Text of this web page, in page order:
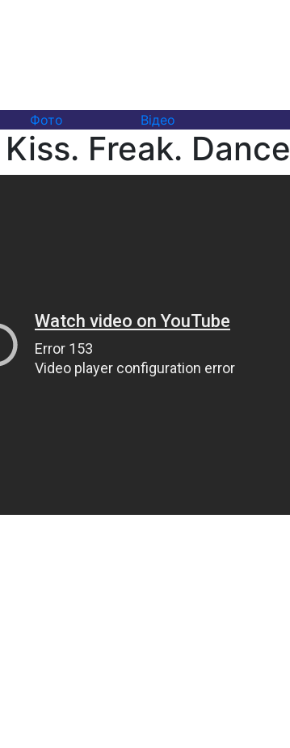
Фото
Відео
Freak. Dance